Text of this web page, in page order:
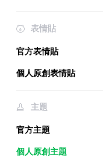
表情貼
官方表情貼
個人原創表情貼
主題
官方主題
個人原創主題